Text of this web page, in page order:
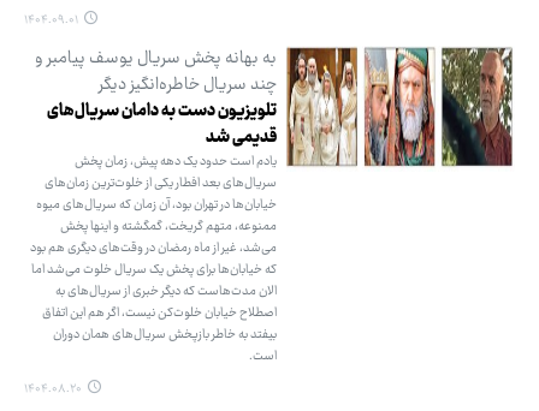
۱۴۰۴.۰۹.۰۱
به بهانه پخش سریال یوسف پیامبر و
چند سریال خاطره‌انگیز دیگر
تلویزیون دست به دامان سریال‌های
قدیمی شد
یادم است حدود یک دهه پیش، زمان پخش
سریال‌های بعد افطار یکی از خلوت‌ترین زمان‌های
خیابان‌ها در تهران بود، آن زمان که سریال‌های میوه
ممنوعه، متهم گریخت، گمگشته و اینها پخش
می‌شد، غیر از ماه رمضان در وقت‌های دیگری هم بود
که خیابان‌ها برای پخش یک سریال خلوت می‌شد اما
الان مدت‌هاست که دیگر خبری از سریال‌های به
اصطلاح خیابان خلوت‌کن نیست،‌ اگر هم این اتفاق
بیفتد به خاطر بازپخش سریال‌های همان دوران
است.
۱۴۰۴.۰۸.۲۰